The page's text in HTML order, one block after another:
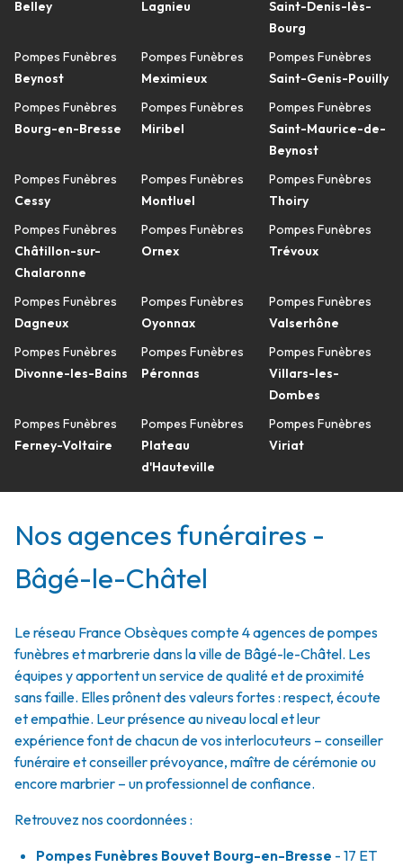
Belley
Pompes Funèbres
Beynost
Pompes Funèbres
Bourg-en-Bresse
Pompes Funèbres
Cessy
Pompes Funèbres
Châtillon-sur-
Chalaronne
Pompes Funèbres
Dagneux
Pompes Funèbres
Divonne-les-Bains
Pompes Funèbres
Ferney-Voltaire
Lagnieu
Pompes Funèbres
Meximieux
Pompes Funèbres
Miribel
Pompes Funèbres
Montluel
Pompes Funèbres
Ornex
Pompes Funèbres
Oyonnax
Pompes Funèbres
Péronnas
Pompes Funèbres
Plateau
d'Hauteville
Saint-Denis-lès-
Bourg
Pompes Funèbres
Saint-Genis-Pouilly
Pompes Funèbres
Saint-Maurice-de-
Beynost
Pompes Funèbres
Thoiry
Pompes Funèbres
Trévoux
Pompes Funèbres
Valserhône
Pompes Funèbres
Villars-les-
Dombes
Pompes Funèbres
Viriat
Nos agences funéraires -
Bâgé-le-Châtel
Le réseau France Obsèques compte 4 agences de pompes
funèbres et marbrerie dans la ville de Bâgé-le-Châtel. Les
équipes y apportent un service de qualité et de proximité
sans faille. Elles prônent des valeurs fortes : respect, écoute
et empathie. Leur présence au niveau local et leur
expérience font de chacun de vos interlocuteurs – conseiller
funéraire et conseiller prévoyance, maître de cérémonie ou
encore marbrier – un professionnel de confiance.
Retrouvez nos coordonnées :
Pompes Funèbres Bouvet Bourg-en-Bresse - 17 ET